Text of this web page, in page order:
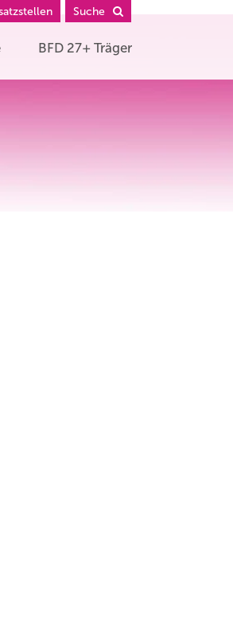
Suche
BFD 27+ Träger